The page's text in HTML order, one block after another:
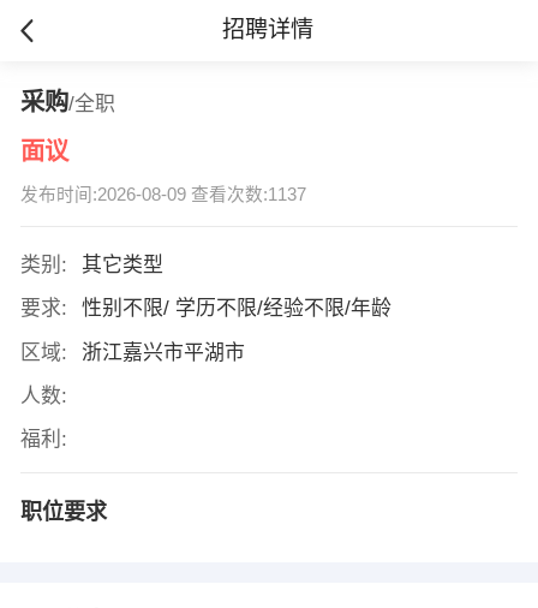
招聘详情
采购/全职
面议
发布时间:2026-08-09 查看次数:1137
类别:
其它类型
要求:
性别不限/ 学历不限/经验不限/年龄
区域:
浙江嘉兴市平湖市
人数:
福利:
职位要求